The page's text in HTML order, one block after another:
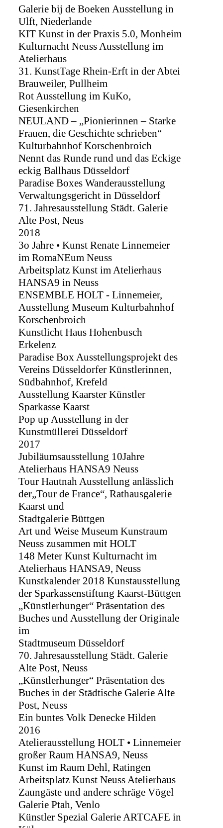
Galerie bij de Boeken Ausstellung in
Ulft, Niederlande
KIT Kunst in der Praxis 5.0, Monheim
Kulturnacht Neuss Ausstellung im
Atelierhaus
31. KunstTage Rhein-Erft in der Abtei
Brauweiler, Pullheim
Rot Ausstellung im KuKo,
Giesenkirchen
NEULAND – „Pionierinnen – Starke
Frauen, die Geschichte schrieben“
Kulturbahnhof Korschenbroich
Nennt das Runde rund und das Eckige
eckig Ballhaus Düsseldorf
Paradise Boxes Wanderausstellung
Verwaltungsgericht in Düsseldorf
71. Jahresausstellung Städt. Galerie
Alte Post, Neus
2018
3o Jahre • Kunst Renate Linnemeier
im RomaNEum Neuss
Arbeitsplatz Kunst im Atelierhaus
HANSA9 in Neuss
ENSEMBLE HOLT - Linnemeier,
Ausstellung Museum Kulturbahnhof
Korschenbroich
Kunstlicht Haus Hohenbusch
Erkelenz
Paradise Box Ausstellungsprojekt des
Vereins Düsseldorfer Künstlerinnen,
Südbahnhof, Krefeld
Ausstellung Kaarster Künstler
Sparkasse Kaarst
Pop up Ausstellung in der
Kunstmüllerei Düsseldorf
2017
Jubiläumsausstellung 10Jahre
Atelierhaus HANSA9 Neuss
Tour Hautnah Ausstellung anlässlich
der„Tour de France“, Rathausgalerie
Kaarst und
Stadtgalerie Büttgen
Art und Weise Museum Kunstraum
Neuss zusammen mit HOLT
148 Meter Kunst Kulturnacht im
Atelierhaus HANSA9, Neuss
Kunstkalender 2018 Kunstausstellung
der Sparkassenstiftung Kaarst-Büttgen
„Künstlerhunger“ Präsentation des
Buches und Ausstellung der Originale
im
Stadtmuseum Düsseldorf
70. Jahresausstellung Städt. Galerie
Alte Post, Neuss
„Künstlerhunger“ Präsentation des
Buches in der Städtische Galerie Alte
Post, Neuss
Ein buntes Volk Denecke Hilden
2016
Atelierausstellung HOLT • Linnemeier
großer Raum HANSA9, Neuss
Kunst im Raum Dehl, Ratingen
Arbeitsplatz Kunst Neuss Atelierhaus
Zaungäste und andere schräge Vögel
Galerie Ptah, Venlo
Künstler Spezial Galerie ARTCAFE in